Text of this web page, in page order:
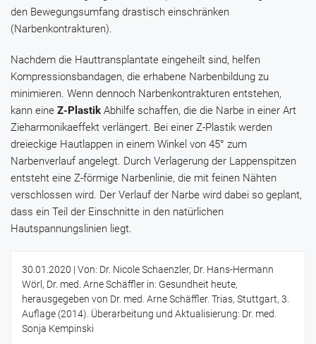
den Bewegungsumfang drastisch einschränken
(Narbenkontrakturen).
Nachdem die Hauttransplantate eingeheilt sind, helfen
Kompressionsbandagen, die erhabene Narbenbildung zu
minimieren. Wenn dennoch Narbenkontrakturen entstehen,
kann eine Z-Plastik Abhilfe schaffen, die die Narbe in einer Art
Zieharmonikaeffekt verlängert. Bei einer Z-Plastik werden
dreieckige Hautlappen in einem Winkel von 45° zum
Narbenverlauf angelegt. Durch Verlagerung der Lappenspitzen
entsteht eine Z-förmige Narbenlinie, die mit feinen Nähten
verschlossen wird. Der Verlauf der Narbe wird dabei so geplant,
dass ein Teil der Einschnitte in den natürlichen
Hautspannungslinien liegt.
30.01.2020 | Von: Dr. Nicole Schaenzler, Dr. Hans-Hermann
Wörl, Dr. med. Arne Schäffler in: Gesundheit heute,
herausgegeben von Dr. med. Arne Schäffler. Trias, Stuttgart, 3.
Auflage (2014). Überarbeitung und Aktualisierung: Dr. med.
Sonja Kempinski